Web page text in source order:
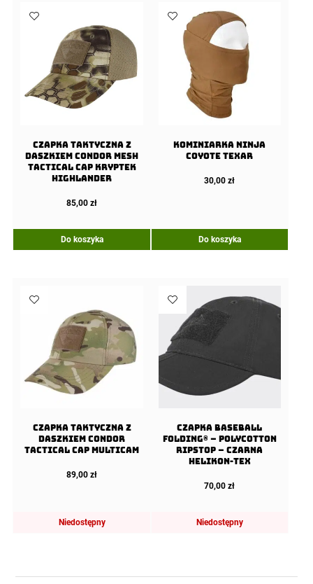
Czapka taktyczna z
daszkiem Condor Mesh
Tactical Cap Kryptek
Highlander
85,00zł
Do koszyka
Kominiarka Ninja
Coyote Texar
30,00zł
Do koszyka
Czapka taktyczna z
daszkiem Condor
Tactical Cap Multicam
89,00zł
Niedostępny
Czapka Baseball
FOLDING® – PolyCotton
Ripstop – Czarna
Helikon-Tex
70,00zł
Niedostępny